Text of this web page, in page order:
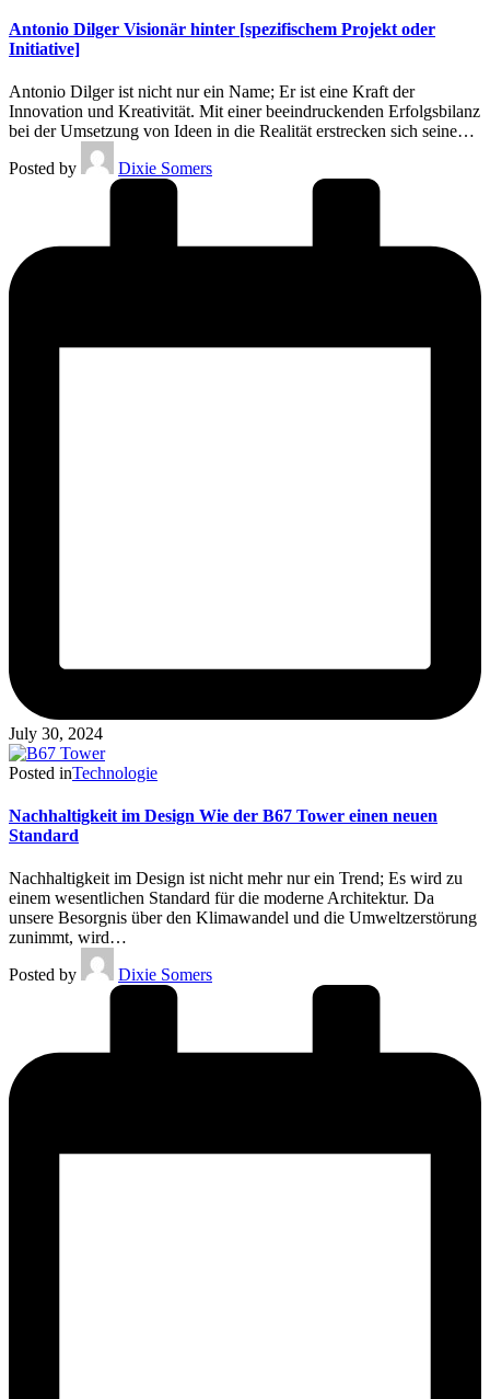
Antonio Dilger Visionär hinter [spezifischem Projekt oder
Initiative]
Antonio Dilger ist nicht nur ein Name; Er ist eine Kraft der
Innovation und Kreativität. Mit einer beeindruckenden Erfolgsbilanz
bei der Umsetzung von Ideen in die Realität erstrecken sich seine…
Posted by
Dixie Somers
July 30, 2024
Posted inTechnologie
Nachhaltigkeit im Design Wie der B67 Tower einen neuen
Standard
Nachhaltigkeit im Design ist nicht mehr nur ein Trend; Es wird zu
einem wesentlichen Standard für die moderne Architektur. Da
unsere Besorgnis über den Klimawandel und die Umweltzerstörung
zunimmt, wird…
Posted by
Dixie Somers